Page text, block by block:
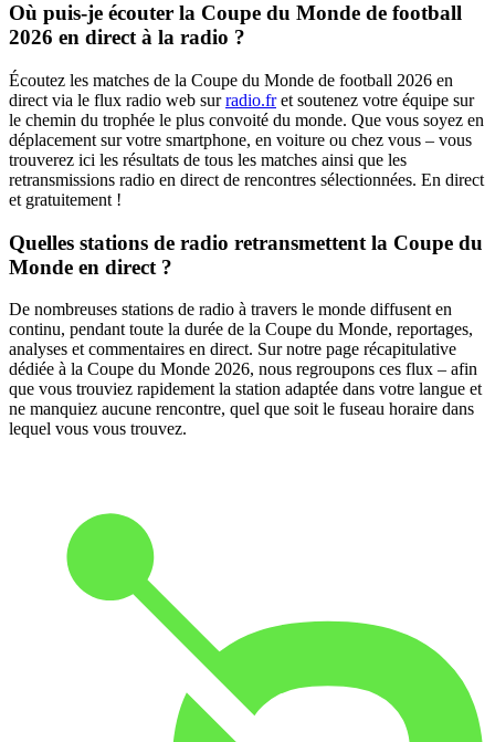
Où puis-je écouter la Coupe du Monde de football
2026 en direct à la radio ?
Écoutez les matches de la Coupe du Monde de football 2026 en
direct via le flux radio web surradio.fret soutenez votre équipe sur
le chemin du trophée le plus convoité du monde. Que vous soyez en
déplacement sur votre smartphone, en voiture ou chez vous – vous
trouverez ici les résultats de tous les matches ainsi que les
retransmissions radio en direct de rencontres sélectionnées. En direct
et gratuitement !
Quelles stations de radio retransmettent la Coupe du
Monde en direct ?
De nombreuses stations de radio à travers le monde diffusent en
continu, pendant toute la durée de la Coupe du Monde, reportages,
analyses et commentaires en direct. Sur notre page récapitulative
dédiée à la Coupe du Monde 2026, nous regroupons ces flux – afin
que vous trouviez rapidement la station adaptée dans votre langue et
ne manquiez aucune rencontre, quel que soit le fuseau horaire dans
lequel vous vous trouvez.